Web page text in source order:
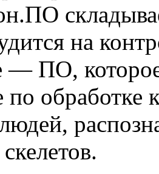
на
— ПО, которое
по обработке